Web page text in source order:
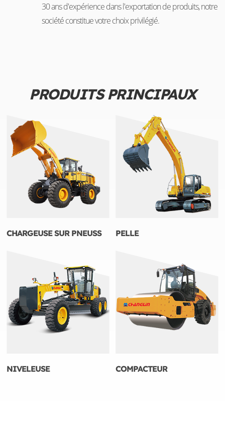
30 ans d'expérience dans l'exportation de produits, notre
société constitue votre choix privilégié.
PRODUITS PRINCIPAUX
CHARGEUSE SUR PNEUSS PELLE
NIVELEUSE COMPACTEUR